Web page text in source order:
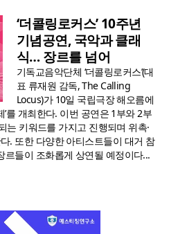
‘더콜링로커스’ 10주년
기념공연, 국악과 클래
식… 장르를 넘어
기독교음악단체 ‘더콜링로커스’(대
표 류재원 감독, The Calling
Locus)가 10일 국립극장 해오름에
를 개최한다. 이번 공연은 1부와 2부
되는 키워드를 가지고 진행되며 위촉·
. 또한 다양한 아티스트들이 대거 참
르들이 조화롭게 상연될 예정이다...